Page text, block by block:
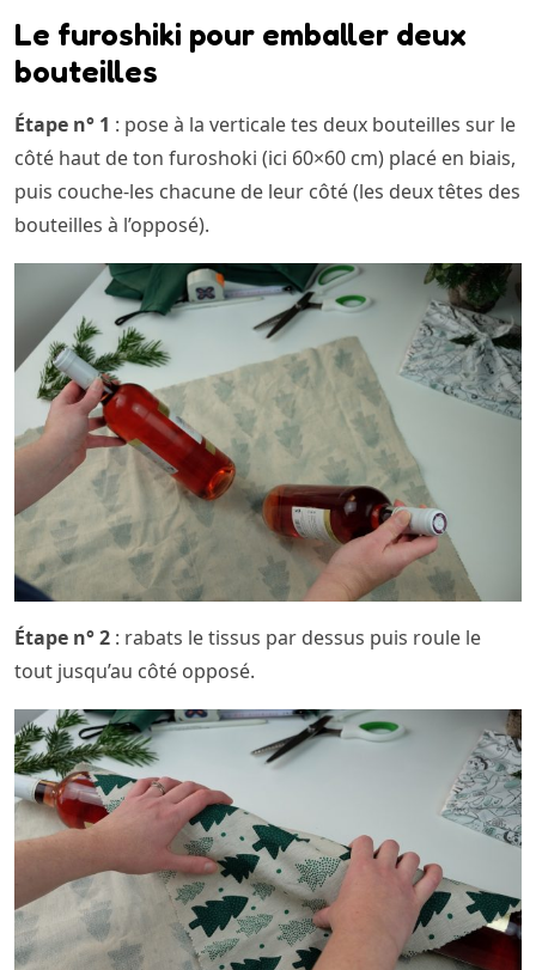
Le furoshiki pour emballer deux
bouteilles
Étape n° 1 : pose à la verticale tes deux bouteilles sur le
côté haut de ton furoshoki (ici 60×60 cm) placé en biais,
puis couche-les chacune de leur côté (les deux têtes des
bouteilles à l’opposé).
Étape n° 2 : rabats le tissus par dessus puis roule le
tout jusqu’au côté opposé.